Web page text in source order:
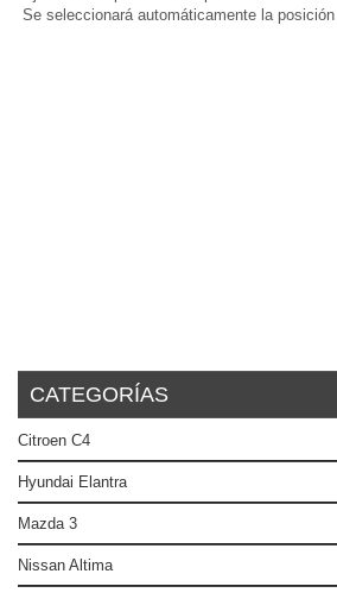
Se seleccionará automáticamente la
CATEGORÍAS
Citroen C4
Hyundai Elantra
Mazda 3
Nissan Altima